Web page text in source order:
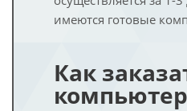
имеются готовые
Как